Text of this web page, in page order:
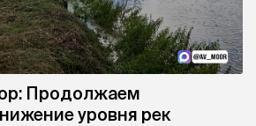
Продолжаем
уровня рек